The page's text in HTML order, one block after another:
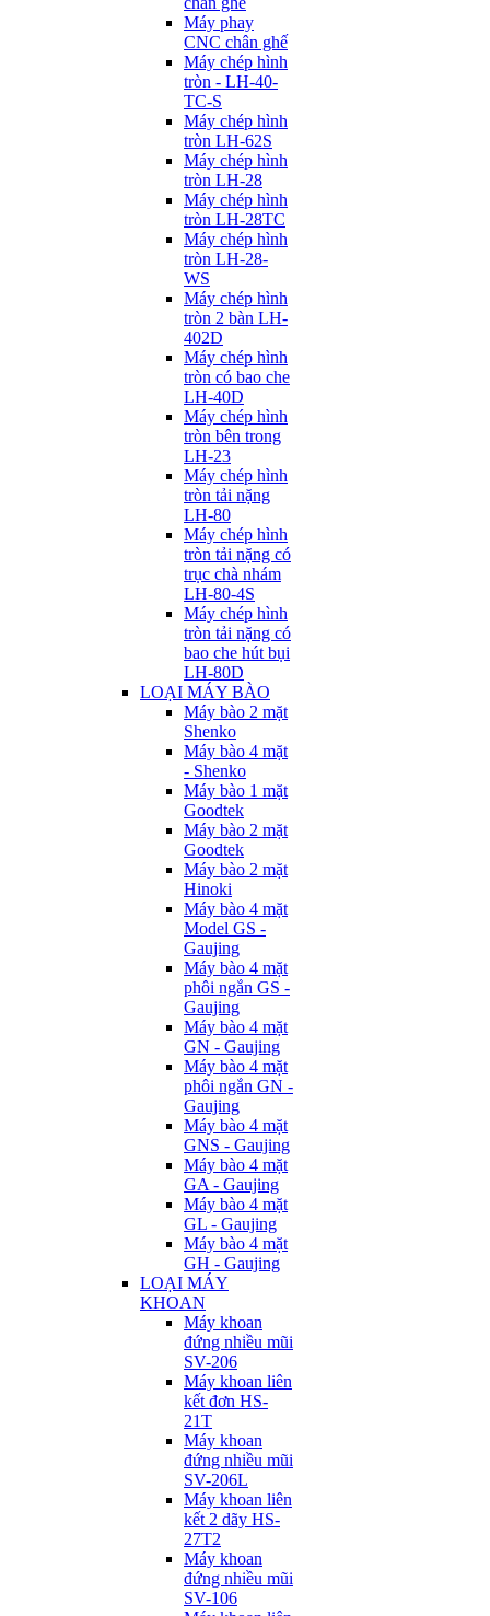
Máy phay
CNC chân ghế
Máy chép hình
tròn - LH-40-
TC-S
Máy chép hình
tròn LH-62S
Máy chép hình
tròn LH-28
Máy chép hình
tròn LH-28TC
Máy chép hình
tròn LH-28-
WS
Máy chép hình
tròn 2 bàn LH-
402D
Máy chép hình
tròn có bao che
LH-40D
Máy chép hình
tròn bên trong
LH-23
Máy chép hình
tròn tải nặng
LH-80
Máy chép hình
tròn tải nặng có
trục chà nhám
LH-80-4S
Máy chép hình
tròn tải nặng có
bao che hút bụi
LH-80D
LOẠI MÁY BÀO
Máy bào 2 mặt
Shenko
Máy bào 4 mặt
- Shenko
Máy bào 1 mặt
Goodtek
Máy bào 2 mặt
Goodtek
Máy bào 2 mặt
Hinoki
Máy bào 4 mặt
Model GS -
Gaujing
Máy bào 4 mặt
phôi ngắn GS -
Gaujing
Máy bào 4 mặt
GN - Gaujing
Máy bào 4 mặt
phôi ngắn GN -
Gaujing
Máy bào 4 mặt
GNS - Gaujing
Máy bào 4 mặt
GA - Gaujing
Máy bào 4 mặt
GL - Gaujing
Máy bào 4 mặt
GH - Gaujing
LOẠI MÁY
KHOAN
Máy khoan
đứng nhiều mũi
SV-206
Máy khoan liên
kết đơn HS-
21T
Máy khoan
đứng nhiều mũi
SV-206L
Máy khoan liên
kết 2 dãy HS-
27T2
Máy khoan
đứng nhiều mũi
SV-106